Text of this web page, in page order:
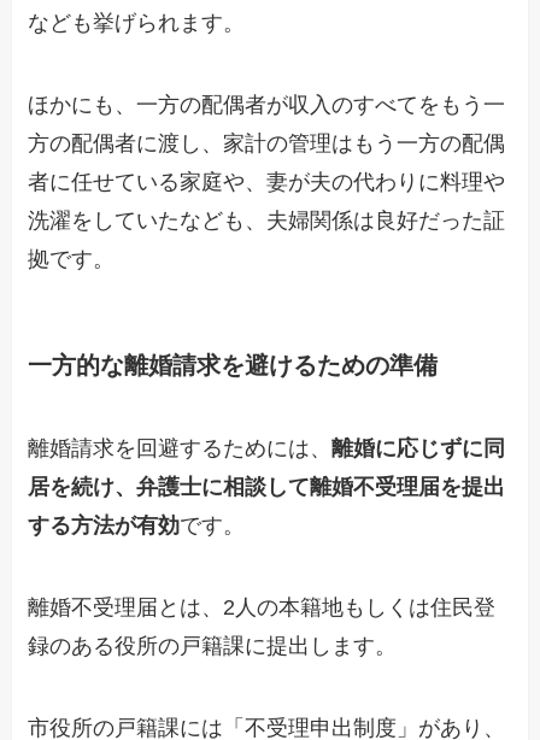
なども挙げられます。
ほかにも、一方の配偶者が収入のすべてをもう一
方の配偶者に渡し、家計の管理はもう一方の配偶
者に任せている家庭や、妻が夫の代わりに料理や
洗濯をしていたなども、夫婦関係は良好だった証
拠です。
一方的な離婚請求を避けるための準備
離婚請求を 回避するためには、離婚に応じずに同
居を続け、弁護士に相談して離婚不受理届を提出
する方法が有効です。
離婚不受理届 と は、 2人の本籍地もしくは住民登
録のある役所の戸籍課に提出します。
市役所の戸籍課には「不受理申出制度」があり、